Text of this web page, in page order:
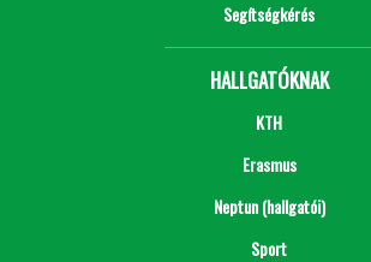
Segítségkérés
HALLGATÓKNAK
KTH
Erasmus
Neptun (hallgatói)
Sport